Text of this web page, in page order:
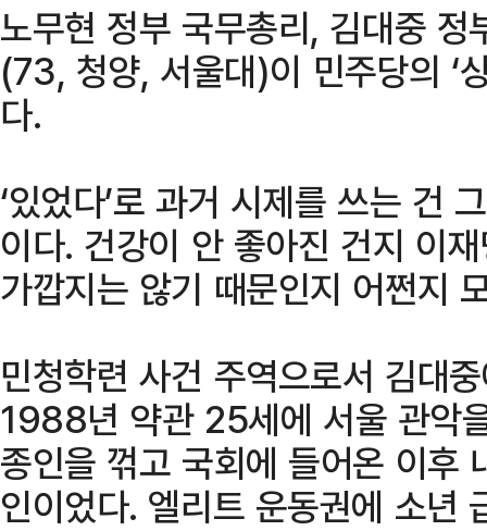
노무현 정부 국무총리, 김대중
(73, 청양, 서울대)이 민주당의 ‘
다.
‘있었다’로 과거 시제를 쓰는 건
이다. 건강이 안 좋아진 건지 이
가깝지는 않기 때문인지 어쩐지
민청학련 사건 주역으로서 김대
1988년 약관 25세에 서울 관악
종인을 꺾고 국회에 들어온 이후
인이었다. 엘리트 운동권에 소년